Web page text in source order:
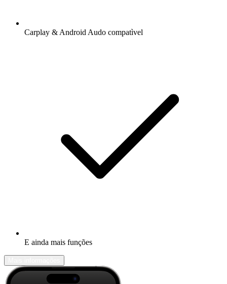
Carplay & Android Audo compatìvel
E ainda mais funções